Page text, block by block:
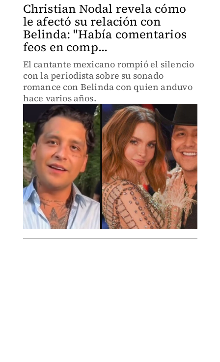
Christian Nodal revela cómo
le afectó su relación con
Belinda: "Había comentarios
feos en comp...
El cantante mexicano rompió el silencio
con la periodista sobre su sonado
romance con Belinda con quien anduvo
hace varios años.